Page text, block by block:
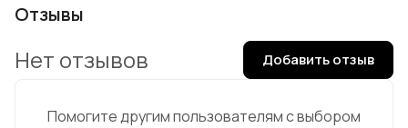
Отзывы
Помогите другим пользователям с выбором
Нет отзывов Добавить отзыв